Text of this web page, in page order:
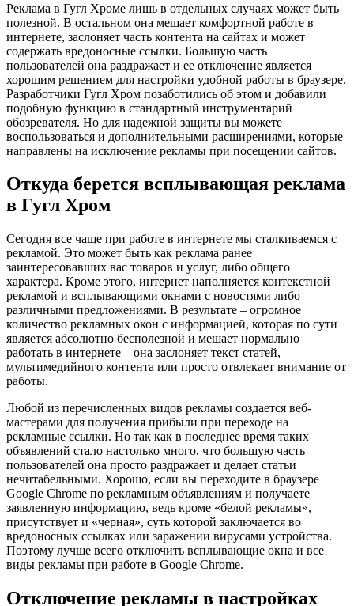
Реклама в Гугл Хроме лишь в отдельных случаях может быть
полезной. В остальном она мешает комфортной работе в
интернете, заслоняет часть контента на сайтах и может
содержать вредоносные ссылки. Большую часть
пользователей она раздражает и ее отключение является
хорошим решением для настройки удобной работы в браузере.
Разработчики Гугл Хром позаботились об этом и добавили
подобную функцию в стандартный инструментарий
обозревателя. Но для надежной защиты вы можете
воспользоваться и дополнительными расширениями, которые
направлены на исключение рекламы при посещении сайтов.
Откуда берется всплывающая реклама
в Гугл Хром
Сегодня все чаще при работе в интернете мы сталкиваемся с
рекламой. Это может быть как реклама ранее
заинтересовавших вас товаров и услуг, либо общего
характера. Кроме этого, интернет наполняется контекстной
рекламой и всплывающими окнами с новостями либо
различными предложениями. В результате – огромное
количество рекламных окон с информацией, которая по сути
является абсолютно бесполезной и мешает нормально
работать в интернете – она заслоняет текст статей,
мультимедийного контента или просто отвлекает внимание от
работы.
Любой из перечисленных видов рекламы создается веб-
мастерами для получения прибыли при переходе на
рекламные ссылки. Но так как в последнее время таких
объявлений стало настолько много, что большую часть
пользователей она просто раздражает и делает статьи
нечитабельными. Хорошо, если вы переходите в браузере
Google Chrome по рекламным объявлениям и получаете
заявленную информацию, ведь кроме «белой рекламы»,
присутствует и «черная», суть которой заключается во
вредоносных ссылках или заражении вирусами устройства.
Поэтому лучше всего отключить всплывающие окна и все
виды рекламы при работе в Google Chrome.
Отключение рекламы в настройках